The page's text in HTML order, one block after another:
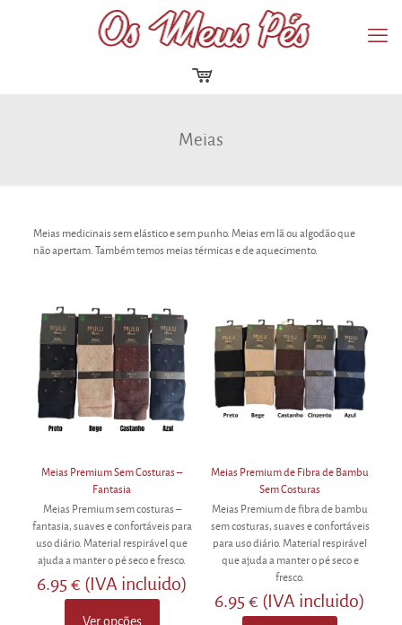
Meias
Meias medicinais sem elástico e sem punho. Meias em lã ou algodão que
não apertam. Também temos meias térmicas e de aquecimento.
Meias Premium Sem Costuras –
Fantasia
Meias Premium sem costuras –
fantasia, suaves e confortáveis para
uso diário. Material respirável que
ajuda a manter o pé seco e fresco.
6.95€ (IVA incluido)
Ver opções
Meias Premium de Fibra de Bambu
Sem Costuras
Meias Premium de fibra de bambu
sem costuras, suaves e confortáveis
para uso diário. Material respirável
que ajuda a manter o pé seco e
fresco.
6.95€ (IVA incluido)